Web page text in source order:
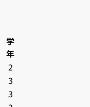
学
年
2
3
3